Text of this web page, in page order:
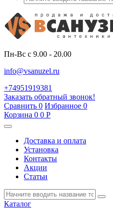
Пн-Вс с 9.00 - 20.00
info@vsanuzel.ru
+74951919381
Заказать обратный звонок!
Сравнить 0 Избранное 0
Корзина 0 0 Р
Доставка и оплата
Установка
Контакты
Акции
Статьи
Каталог